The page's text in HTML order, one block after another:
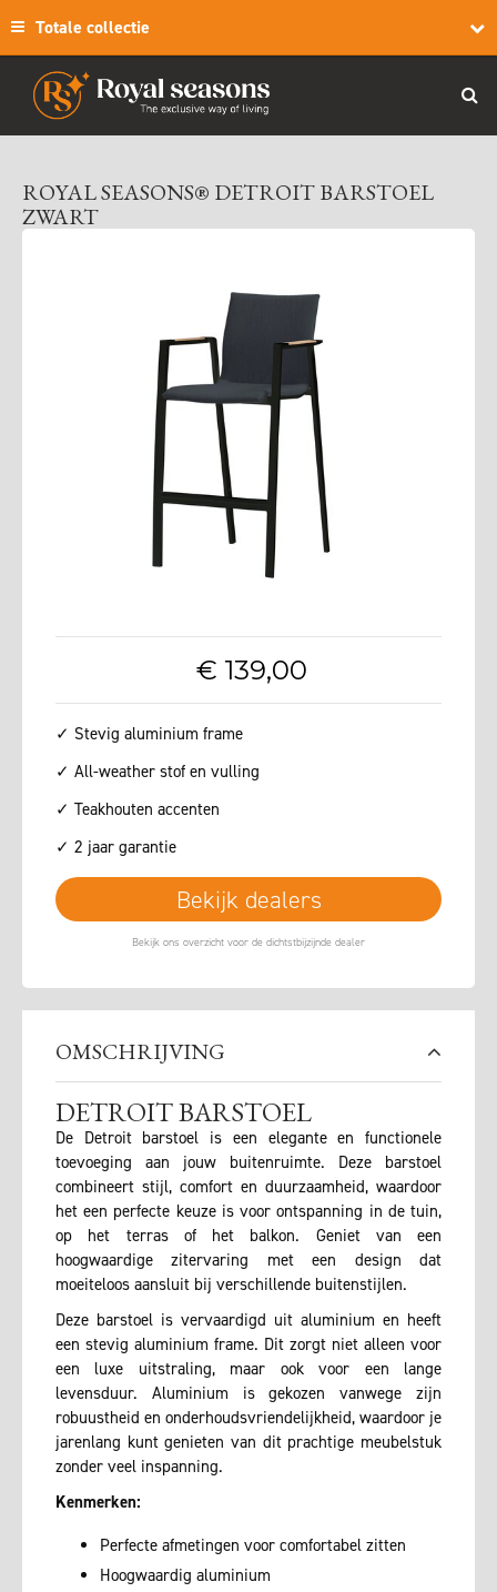
Totale collectie
ROYAL SEASONS® DETROIT BARSTOEL
ZWART
€ 139,00
✓ Stevig aluminium frame
✓ All-weather stof en vulling
✓ Teakhouten accenten
✓ 2 jaar garantie
Bekijk dealers
OMSCHRIJVING
DETROIT BARSTOEL
De Detroit barstoel is een elegante en functionele
toevoeging aan jouw buitenruimte. Deze barstoel
combineert stijl, comfort en duurzaamheid, waardoor
het een perfecte keuze is voor ontspanning in de tuin,
op het terras of het balkon. Geniet van een
hoogwaardige zitervaring met een design dat
moeiteloos aansluit bij verschillende buitenstijlen.
Deze barstoel is vervaardigd uit aluminium en heeft
een stevig aluminium frame. Dit zorgt niet alleen voor
een luxe uitstraling, maar ook voor een lange
levensduur. Aluminium is gekozen vanwege zijn
robuustheid en onderhoudsvriendelijkheid, waardoor je
jarenlang kunt genieten van dit prachtige meubelstuk
zonder veel inspanning.
Kenmerken:
Perfecte afmetingen voor comfortabel zitten
Hoogwaardig aluminium